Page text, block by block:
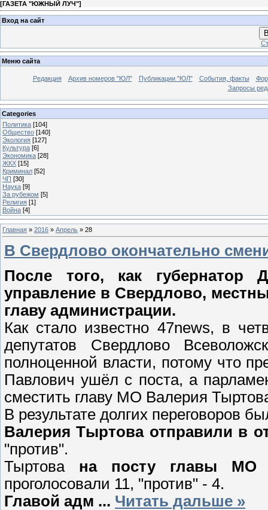
[ГАЗЕТА "ЮЖНЫЙ ЛУЧ"]
Вход на сайт
Меню сайта
Редакция Архив номеров "ЮЛ" Публикации "ЮЛ" События, факты
Запросы
Categories
Политика [104]
Общество [140]
Экология [127]
Культура [6]
Экономика [28]
ЖКХ [15]
Криминал [52]
ЧП [30]
Наука [9]
За рубежом [5]
Религия [1]
Война [4]
Главная » 2016 » Апрель » 28
В Свердлово окончательно
После того, как губернатор
управление в Свердлово,
главу администрации.
Как стало известно 47news, в
депутатов Свердлово
полноценной власти, потому что
Павлович ушёл с поста, а
сместить главу МО Валерия
В результате долгих переговоров
Валерия Тыртова отправили в
"против".
Тыртова на посту главы МО
проголосовали 11, "против" - 4.
Главой адм ... Читать дальше »